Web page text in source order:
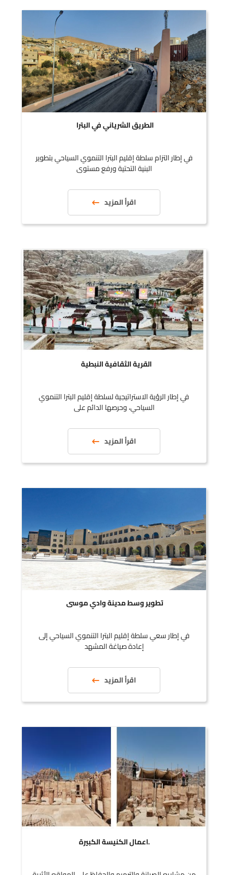
الطريق الشرياني في البترا
في إطار التزام سلطة إقليم البترا التنموي السياحي بتطوير
البنية التحتية ورفع مستوى
اقرأ المزيد
القرية الثقافية النبطية
في إطار الرؤية الاستراتيجية لسلطة إقليم البترا التنموي
السياحي، وحرصها الدائم على
اقرأ المزيد
تطوير وسط مدينة وادي موسى
في إطار سعي سلطة إقليم البترا التنموي السياحي إلى
إعادة صياغة المشهد
اقرأ المزيد
.اعمال الكنيسة الكبيرة